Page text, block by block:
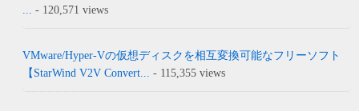
... - 120,571 views
VMware/Hyper-Vの仮想ディスクを相互変換可能なフリーソフト
【StarWind V2V Convert...
- 115,355 views